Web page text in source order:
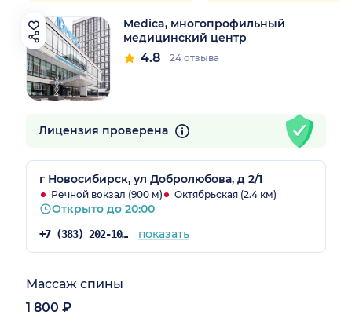
Medica, многопрофильный
медицинский центр
4.8 24 отзыва
Лицензия проверена
г Новосибирск, ул Добролюбова, д 2/1
Речной вокзал (900 м) Октябрьская (2.4 км)
Открыто до 20:00
+7 (383) 202-10-69 показать
Массаж спины
1 800 ₽